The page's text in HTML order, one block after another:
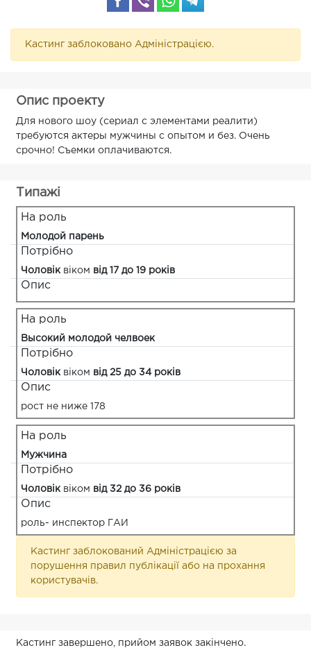
Кастинг заблоковано Адміністрацією.
Опис проекту
Для нового шоу (сериал с элементами реалити)
требуются актеры мужчины с опытом и без. Очень
срочно! Съемки оплачиваются.
Типажі
На роль
Молодой парень
Потрібно
Чоловіквіком від 17 до 19 років
Опис
На роль
Высокий молодой челвоек
Потрібно
Чоловіквіком від 25 до 34 років
Опис
рост не ниже 178
На роль
Мужчина
Потрібно
Чоловіквіком від 32 до 36 років
Опис
роль- инспектор ГАИ
Кастинг заблокований Адміністрацією за
порушення правил публікації або на прохання
користувачів.
Кастинг завершено, прийом заявок закінчено.